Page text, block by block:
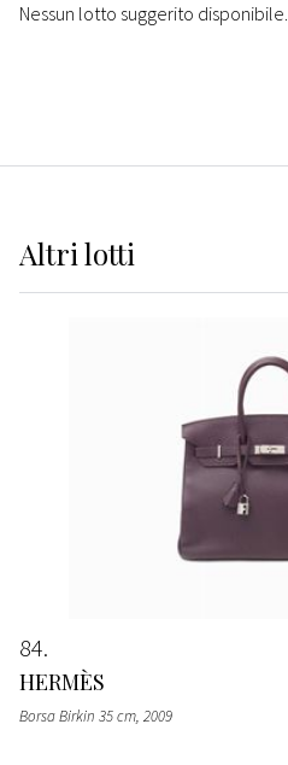
Nessun lotto suggerito disponibile.
Altrilotti
84
HERMÈS
Borsa Birkin 35 cm, 2009